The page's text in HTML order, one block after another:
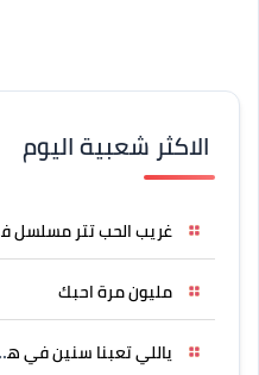
الاكثر شعبية اليوم
غريب الحب تتر مسلسل فرصة
مليون مرة احبك
ياللي تعبنا سنين في هواه